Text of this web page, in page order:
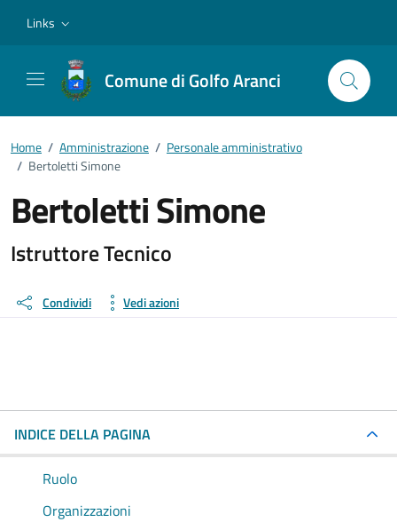
Links
Comune di Golfo Aranci
Home / Amministrazione / Personale amministrativo
/ Bertoletti Simone
Bertoletti Simone
Dettagli della persona
Istruttore Tecnico
Condividi Vedi azioni
INDICE DELLA PAGINA
Ruolo
Organizzazioni